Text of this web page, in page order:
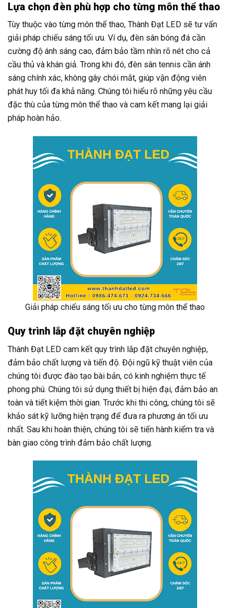
Lựa chọn đèn phù hợp cho từng môn thể thao
Tùy thuộc vào từng môn thể thao, Thành Đạt LED sẽ tư vấn
giải pháp chiếu sáng tối ưu. Ví dụ, đèn sân bóng đá cần
cường độ ánh sáng cao, đảm bảo tầm nhìn rõ nét cho cả
cầu thủ và khán giả. Trong khi đó, đèn sân tennis cần ánh
sáng chính xác, không gây chói mắt, giúp vận động viên
phát huy tối đa khả năng. Chúng tôi hiểu rõ những yêu cầu
đặc thù của từng môn thể thao và cam kết mang lại giải
pháp hoàn hảo.
Giải pháp chiếu sáng tối ưu cho từng môn thể thao
Quy trình lắp đặt chuyên nghiệp
Thành Đạt LED cam kết quy trình lắp đặt chuyên nghiệp,
đảm bảo chất lượng và tiến độ. Đội ngũ kỹ thuật viên của
chúng tôi được đào tạo bài bản, có kinh nghiệm thực tế
phong phú. Chúng tôi sử dụng thiết bị hiện đại, đảm bảo an
toàn và tiết kiệm thời gian. Trước khi thi công, chúng tôi sẽ
khảo sát kỹ lưỡng hiện trạng để đưa ra phương án tối ưu
nhất. Sau khi hoàn thiện, chúng tôi sẽ tiến hành kiểm tra và
bàn giao công trình đảm bảo chất lượng.